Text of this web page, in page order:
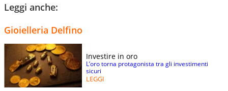
Leggi anche:
Gioielleria Delfino
Investire in oro
L’oro torna protagonista tra gli investimenti
sicuri
LEGGI